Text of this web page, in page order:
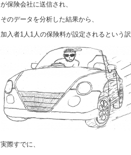
が保険会社に送信され、
そのデータを分析した結果から、
加入者1人1人の保険料が設定されるという訳
実際すでに、